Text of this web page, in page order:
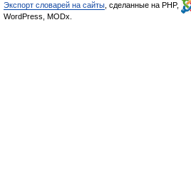
Экспорт словарей на сайты , сделанные на PHP,
WordPress, MODx.